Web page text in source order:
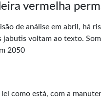
vermelha
de análise em abril, há
voltam ao texto.
2050
como está, com a